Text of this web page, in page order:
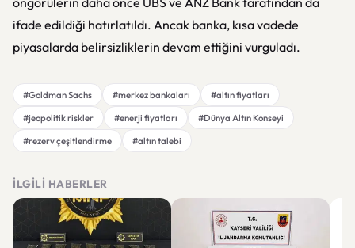
ifade edildiği hatırlatıldı. Ancak banka, kısa vadede
piyasalarda belirsizliklerin devam ettiğini vurguladı.
#Goldman Sachs #merkez bankaları
#altın fiyatları
#jeopolitik riskler
#enerji fiyatları
#Dünya Altın Konseyi
#rezerv çeşitlendirme
#altın talebi
İLGILI HABERLER